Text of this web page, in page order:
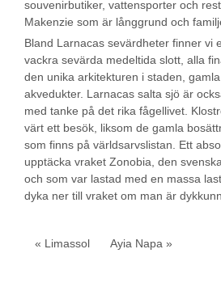
souvenirbutiker, vattensporter och
Makenzie som är långgrund och
Bland Larnacas sevärdheter finner vi
vackra sevärda medeltida slott, alla
den unika arkitekturen i staden,
akvedukter. Larnacas salta sjö är
med tanke på det rika fågellivet.
värt ett besök, liksom de gamla
som finns på världsarvslistan. Ett
upptäcka vraket Zonobia, den
och som var lastad med en massa
dyka ner till vraket om man är
« Limassol Ayia Napa »